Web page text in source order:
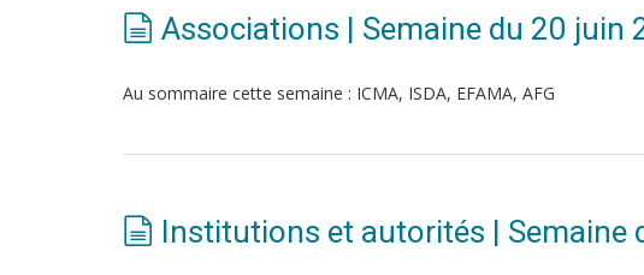
Associations | Semaine du 20 juin
Au sommaire cette semaine : ICMA, ISDA, EFAMA, AFG
Institutions et autorités | Semaine